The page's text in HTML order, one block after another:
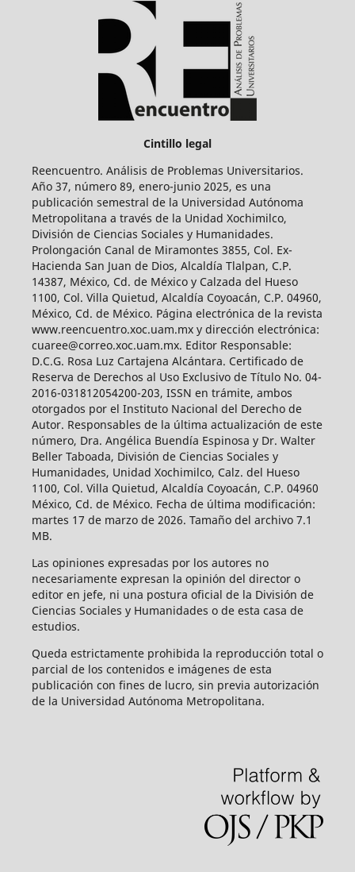
Cintillo legal
Reencuentro. Análisis de Problemas Universitarios.
Año 37, número 89, enero-junio 2025, es una
publicación semestral de la Universidad Autónoma
Metropolitana a través de la Unidad Xochimilco,
División de Ciencias Sociales y Humanidades.
Prolongación Canal de Miramontes 3855, Col. Ex-
Hacienda San Juan de Dios, Alcaldía Tlalpan, C.P.
14387, México, Cd. de México y Calzada del Hueso
1100, Col. Villa Quietud, Alcaldía Coyoacán, C.P. 04960,
México, Cd. de México. Página electrónica de la revista
www.reencuentro.xoc.uam.mx y dirección electrónica:
cuaree@correo.xoc.uam.mx. Editor Responsable:
D.C.G. Rosa Luz Cartajena Alcántara. Certificado de
Reserva de Derechos al Uso Exclusivo de Título No. 04-
2016-031812054200-203, ISSN en trámite, ambos
otorgados por el Instituto Nacional del Derecho de
Autor. Responsables de la última actualización de este
número, Dra. Angélica Buendía Espinosa y Dr. Walter
Beller Taboada, División de Ciencias Sociales y
Humanidades, Unidad Xochimilco, Calz. del Hueso
1100, Col. Villa Quietud, Alcaldía Coyoacán, C.P. 04960
México, Cd. de México. Fecha de última modificación:
martes 17 de marzo de 2026. Tamaño del archivo 7.1
MB.
Las opiniones expresadas por los autores no
necesariamente expresan la opinión del director o
editor en jefe, ni una postura oficial de la División de
Ciencias Sociales y Humanidades o de esta casa de
estudios.
Queda estrictamente prohibida la reproducción total o
parcial de los contenidos e imágenes de esta
publicación con fines de lucro, sin previa autorización
de la Universidad Autónoma Metropolitana.